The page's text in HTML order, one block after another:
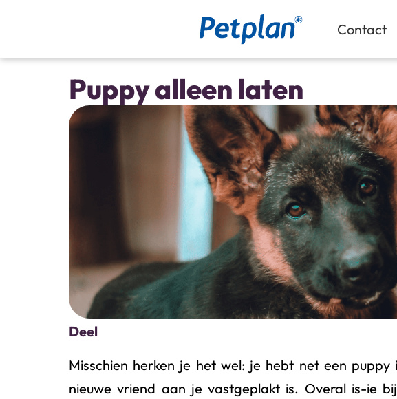
Contact
Petplan
Dé
zorgverzekering
voor
huisdier
Puppy alleen laten
Deel
Misschien herken je het wel: je hebt net een
nieuwe vriend aan je vastgeplakt is. Overal is-ie